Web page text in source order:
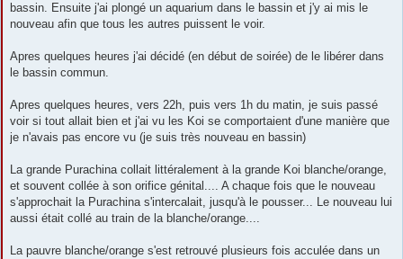
bassin. Ensuite j'ai plongé un aquarium dans le bassin et j'y ai mis le
nouveau afin que tous les autres puissent le voir.
Apres quelques heures j'ai décidé (en début de soirée) de le libérer dans
le bassin commun.
Apres quelques heures, vers 22h, puis vers 1h du matin, je suis passé
voir si tout allait bien et j'ai vu les Koi se comportaient d'une manière que
je n'avais pas encore vu (je suis très nouveau en bassin)
La grande Purachina collait littéralement à la grande Koi blanche/orange,
et souvent collée à son orifice génital.... A chaque fois que le nouveau
s'approchait la Purachina s'intercalait, jusqu'à le pousser... Le nouveau lui
aussi était collé au train de la blanche/orange....
La pauvre blanche/orange s'est retrouvé plusieurs fois acculée dans un